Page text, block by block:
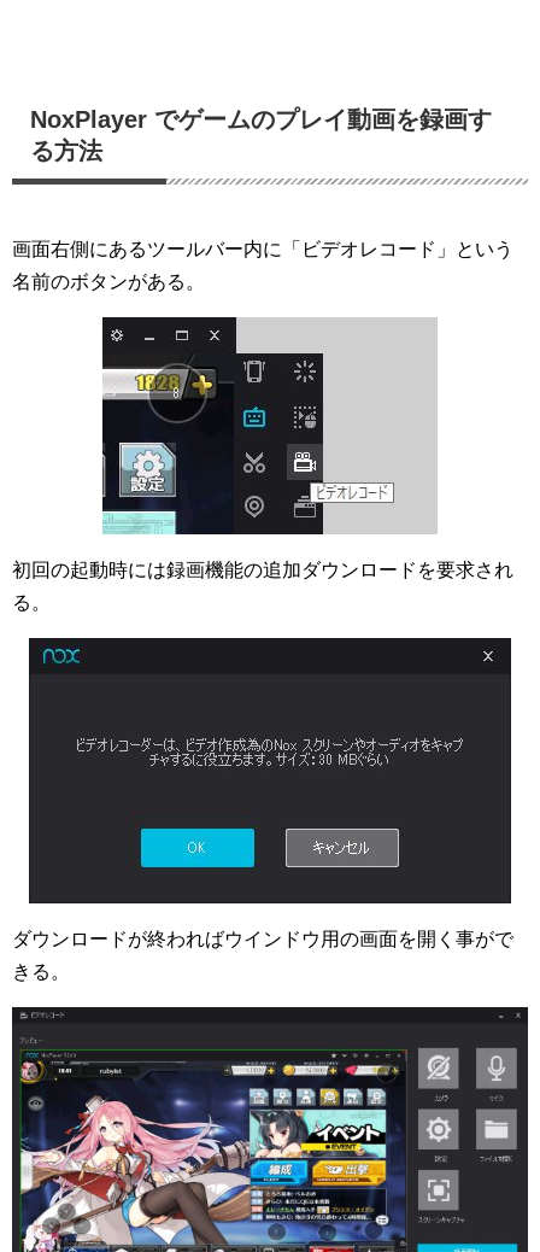
NoxPlayer でゲームのプレイ動画を録画す
る方法
画面右側にあるツールバー内に「ビデオレコード」という
名前のボタンがある。
初回の起動時には録画機能の追加ダウンロードを要求され
る。
ダウンロードが終わればウインドウ用の画面を開く事がで
きる。